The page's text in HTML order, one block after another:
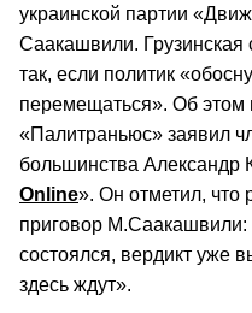
украинской партии
Саакашвили. Грузинская
так, если политик
перемещаться». Об этом
«Палитраньюс» заявил
большинства Александр
Online». Он отметил, что
приговор
состоялся, вердикт уже
здесь ждут».